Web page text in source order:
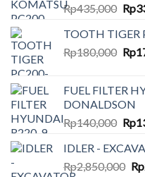
Rp435,000
was:
Rp
TOOTH TIGER
Rp180,000 Rp
FUEL FILTER
DONALDSON
Rp140,000
was:
Rp
IDLER -
Rp2,850,000 Rp